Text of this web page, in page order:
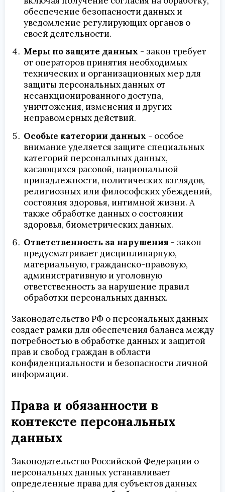
обеспечение безопасности данных и
уведомление регулирующих органов о
своей деятельности.
Меры по защите данных - закон требует
от операторов принятия необходимых
технических и организационных мер для
защиты персональных данных от
несанкционированного доступа,
уничтожения, изменения и других
неправомерных действий.
Особые категории данных - особое
внимание уделяется защите специальных
категорий персональных данных,
касающихся расовой, национальной
принадлежности, политических взглядов,
религиозных или философских убеждений,
состояния здоровья, интимной жизни. А
также обработке данных о состоянии
здоровья, биометрических данных.
Ответственность за нарушения - закон
предусматривает дисциплинарную,
материальную, гражданско-правовую,
административную и уголовную
ответственность за нарушение правил
обработки персональных данных.
Законодательство РФ о персональных данных
создает рамки для обеспечения баланса между
потребностью в обработке данных и защитой
прав и свобод граждан в области
конфиденциальности и безопасности личной
информации.
Права и обязанности в
контексте персональных
данных
Законодательство Российской Федерации о
персональных данных устанавливает
определенные права для субъектов данных